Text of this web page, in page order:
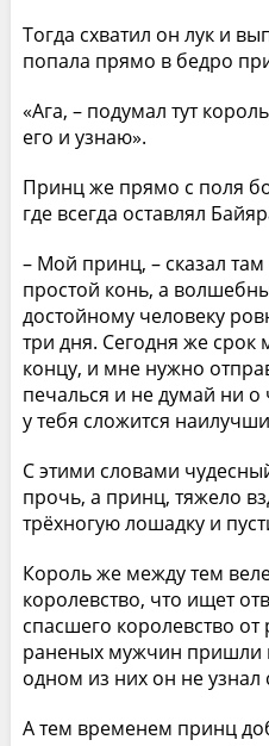
Тогда схватил он лук и
попала прямо в бедро
«Ага, – подумал тут
его и узнаю».
Принц же прямо с поля
где всегда оставлял
– Мой принц, – сказал
простой конь, а
достойному человеку
три дня. Сегодня же
концу, и мне нужно
печалься и не думай ни о
у тебя сложится
С этими словами
прочь, а принц, тяжело
трёхногую лошадку и
Король же между тем
королевство, что ищет
спасшего королевство
раненых мужчин пришли
одном из них он не узнал
А тем временем принц